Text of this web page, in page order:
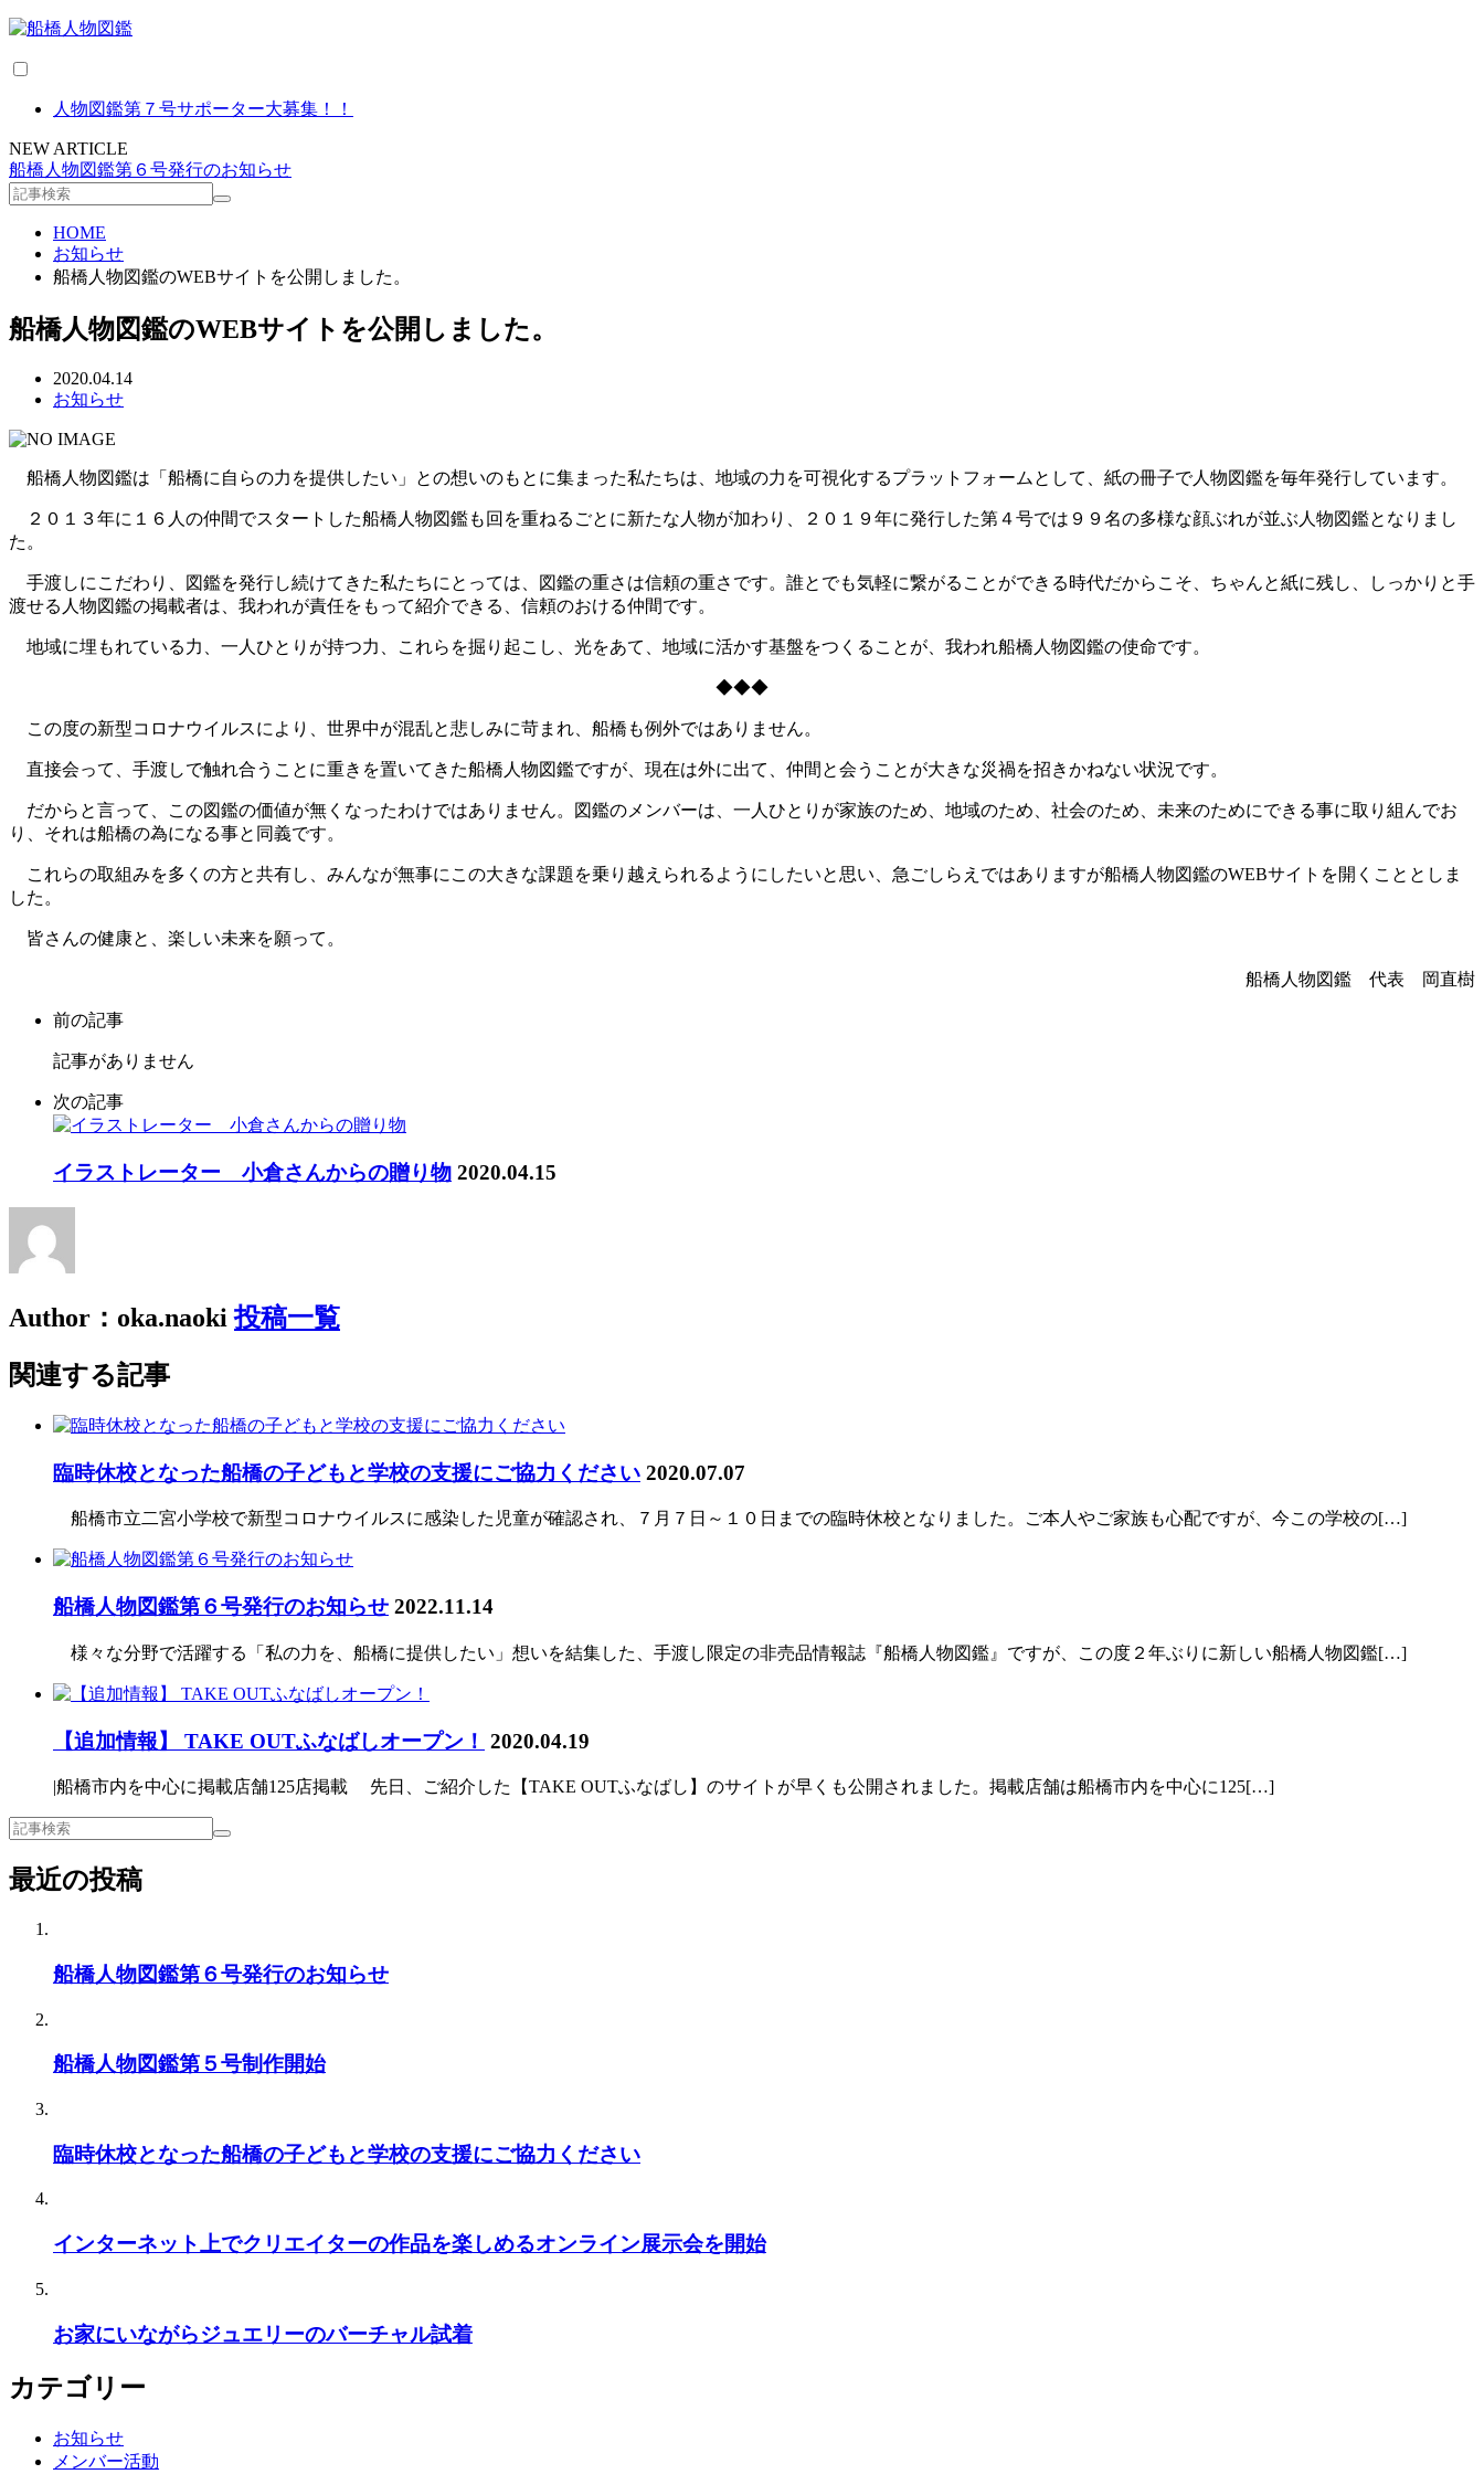
人物図鑑第７号サポーター大募集！！
NEW ARTICLE
船橋人物図鑑第６号発行のお知らせ
HOME
お知らせ
船橋人物図鑑のWEBサイトを公開しました。
船橋人物図鑑のWEBサイトを公開しました。
2020.04.14
お知らせ
船橋人物図鑑は「船橋に自らの力を提供したい」との想いのもとに集まった私たちは、地域の力を可視化するプラットフォームとして、紙の冊子で人物図鑑を毎年発行しています。
２０１３年に１６人の仲間でスタートした船橋人物図鑑も回を重ねるごとに新たな人物が加わり、２０１９年に発行した第４号では９９名の多様な顔ぶれが並ぶ人物図鑑となりまし
た。
手渡しにこだわり、図鑑を発行し続けてきた私たちにとっては、図鑑の重さは信頼の重さです。誰とでも気軽に繋がることができる時代だからこそ、ちゃんと紙に残し、しっかりと手
渡せる人物図鑑の掲載者は、我われが責任をもって紹介できる、信頼のおける仲間です。
地域に埋もれている力、一人ひとりが持つ力、これらを掘り起こし、光をあて、地域に活かす基盤をつくることが、我われ船橋人物図鑑の使命です。
◆◆◆
この度の新型コロナウイルスにより、世界中が混乱と悲しみに苛まれ、船橋も例外ではありません。
直接会って、手渡しで触れ合うことに重きを置いてきた船橋人物図鑑ですが、現在は外に出て、仲間と会うことが大きな災禍を招きかねない状況です。
だからと言って、この図鑑の価値が無くなったわけではありません。図鑑のメンバーは、一人ひとりが家族のため、地域のため、社会のため、未来のためにできる事に取り組んでお
り、それは船橋の為になる事と同義です。
これらの取組みを多くの方と共有し、みんなが無事にこの大きな課題を乗り越えられるようにしたいと思い、急ごしらえではありますが船橋人物図鑑のWEBサイトを開くこととしま
した。
皆さんの健康と、楽しい未来を願って。
船橋人物図鑑 代表 岡直樹
前の記事
記事がありません
次の記事
イラストレーター 小倉さんからの贈り物 2020.04.15
Author：oka.naoki投稿一覧
関連する記事
臨時休校となった船橋の子どもと学校の支援にご協力ください 2020.07.07
船橋市立二宮小学校で新型コロナウイルスに感染した児童が確認され、７月７日～１０日までの臨時休校となりました。ご本人やご家族も心配ですが、今この学校の[…]
船橋人物図鑑第６号発行のお知らせ 2022.11.14
様々な分野で活躍する「私の力を、船橋に提供したい」想いを結集した、手渡し限定の非売品情報誌『船橋人物図鑑』ですが、この度２年ぶりに新しい船橋人物図鑑[…]
【追加情報】 TAKE OUTふなばしオープン！ 2020.04.19
|船橋市内を中心に掲載店舗125店掲載 先日、ご紹介した【TAKE OUTふなばし】のサイトが早くも公開されました。掲載店舗は船橋市内を中心に125[…]
最近の投稿
船橋人物図鑑第６号発行のお知らせ
船橋人物図鑑第５号制作開始
臨時休校となった船橋の子どもと学校の支援にご協力ください
インターネット上でクリエイターの作品を楽しめるオンライン展示会を開始
お家にいながらジュエリーのバーチャル試着
カテゴリー
お知らせ
メンバー活動